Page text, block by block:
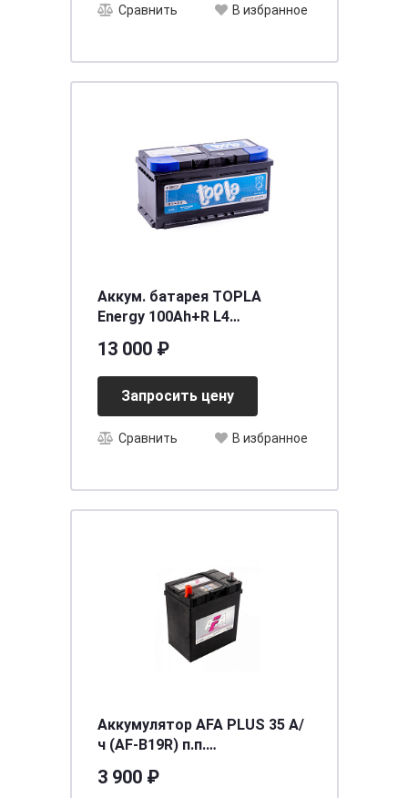
Сравнить В избранное
Аккум. батарея TOPLA
Energy 100Ah+R L4
13 000 ₽
Запросить цену
Сравнить В избранное
Аккумулятор AFA PLUS 35 А/
ч (AF-B19R) п.п.
3 900 ₽